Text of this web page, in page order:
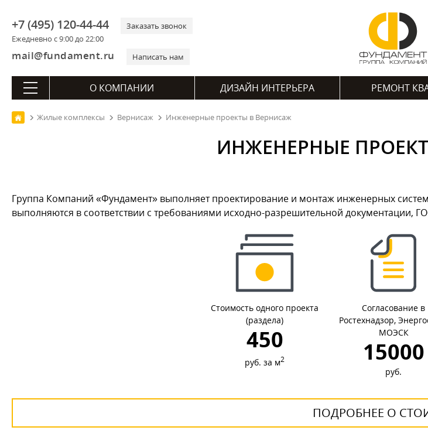
+7 (495) 120-44-44
Ежедневно с 9:00 до 22:00
Заказать звонок
mail@fundament.ru Написать нам
О КОМПАНИИ ДИЗАЙН ИНТЕРЬЕРА РЕМОНТ
Жилые комплексы Вернисаж Инженерные проекты в Вернисаж
ИНЖЕНЕРНЫЕ
Группа Компаний «Фундамент» выполняет проектирование и монтаж инженерных
выполняются в соответствии с требованиями исходно-разрешительной документации,
Стоимость одного проекта
(раздела)
450
руб. за м2
Согласование в
Ростехнадзор,
МОЭСК
15000
руб.
ПОДРОБНЕЕ О